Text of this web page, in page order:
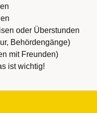
oder Überstunden
Behördengänge)
mit Freunden)
ist wichtig!